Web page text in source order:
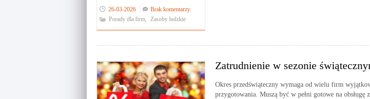
26-03-2026
Brak komentarzy.
Porady dla firm, Zasoby ludzkie
Zatrudnienie w sezonie
Okres przedświąteczny wymaga od wielu firm
przygotowania. Muszą być w pełni gotowe na obsługę